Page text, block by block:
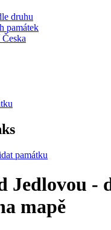
druhu
památek
památku
Jedlovou -
mapě